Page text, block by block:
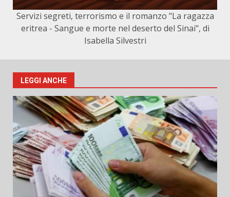
Servizi segreti, terrorismo e il romanzo "La ragazza
eritrea - Sangue e morte nel deserto del Sinai", di
Isabella Silvestri
LEGGI ANCHE